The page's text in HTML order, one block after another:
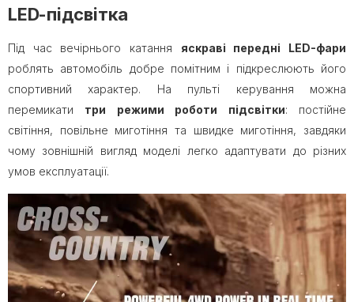
LED-підсвітка
Під час вечірнього катання яскраві передні LED-фари
роблять автомобіль добре помітним і підкреслюють його
спортивний характер. На пульті керування можна
перемикати три режими роботи підсвітки: постійне
світіння, повільне миготіння та швидке миготіння, завдяки
чому зовнішній вигляд моделі легко адаптувати до різних
умов експлуатації.